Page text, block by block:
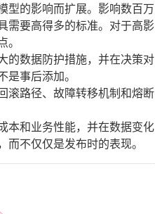
型的影响而扩展。影响数百万
需要高得多的标准。对于高影
的数据防护措施，并在决策对
事后添加。
滚路径、故障转移机制和熔断
本和业务性能，并在数据变化
不仅仅是发布时的表现。